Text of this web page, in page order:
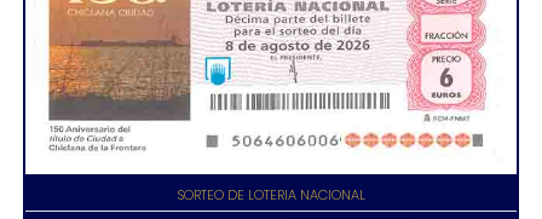
SORTEO DE LOTERIA NACIONAL